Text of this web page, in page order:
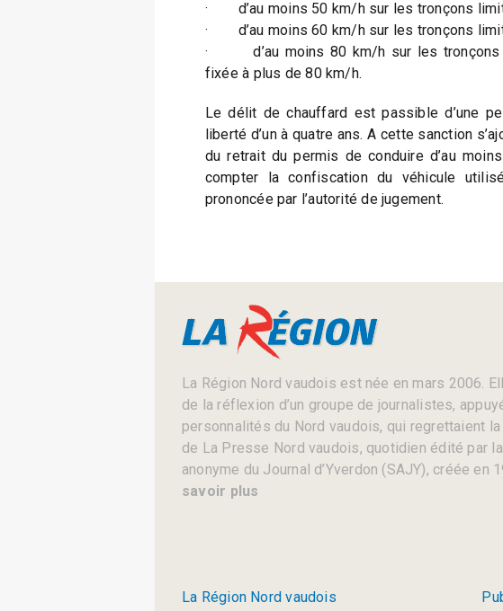
· d’au moins 50 km/h sur les tronçons
· d’au moins 60 km/h sur les tronçons
· d’au moins 80 km/h sur les tronçons
fixée à plus de 80 km/h.
Le délit de chauffard est passible d’une
liberté d’un à quatre ans. A cette sanction
du retrait du permis de conduire d’au
compter la confiscation du véhicule
prononcée par l’autorité de jugement.
La Région Nord vaudois est née en mars 2006.
de la réflexion d’un groupe de journalistes,
personnalités du Nord vaudois, qui regrettaient
de La Presse Nord vaudois, quotidien édité par
anonyme du Journal d’Yverdon (SAJY), créée en
savoir plus
La Région Nord vaudois